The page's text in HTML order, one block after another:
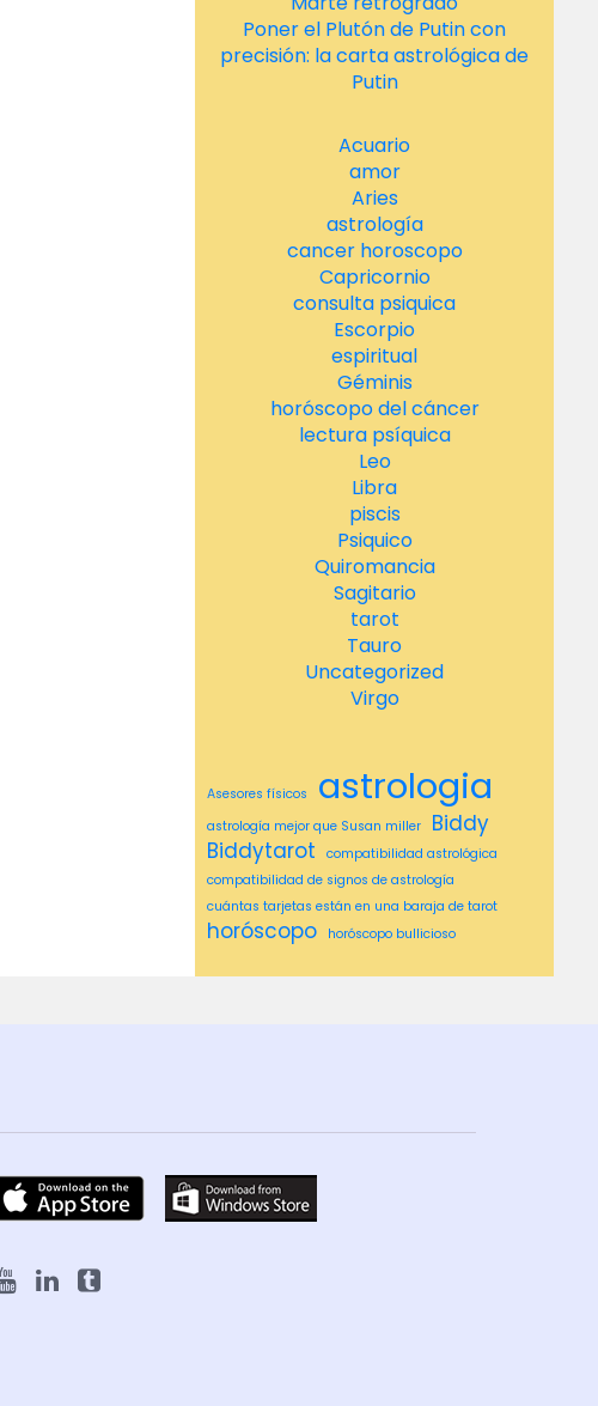
Poner el Plutón de Putin con
precisión: la carta astrológica de
Putin
Acuario
amor
Aries
astrología
cancer horoscopo
Capricornio
consulta psiquica
Escorpio
espiritual
Géminis
horóscopo del cáncer
lectura psíquica
Leo
Libra
piscis
Psiquico
Quiromancia
Sagitario
tarot
Tauro
Uncategorized
Virgo
Asesores físicos astrologia
astrología mejor que Susan miller
Biddy
Biddytarot
compatibilidad astrológica
compatibilidad de signos de astrología
cuántas tarjetas están en una baraja de tarot
horóscopo
horóscopo bullicioso
horóscopo semanal
ideas asombrosas
lectura media lectura psíquica cerca de mí